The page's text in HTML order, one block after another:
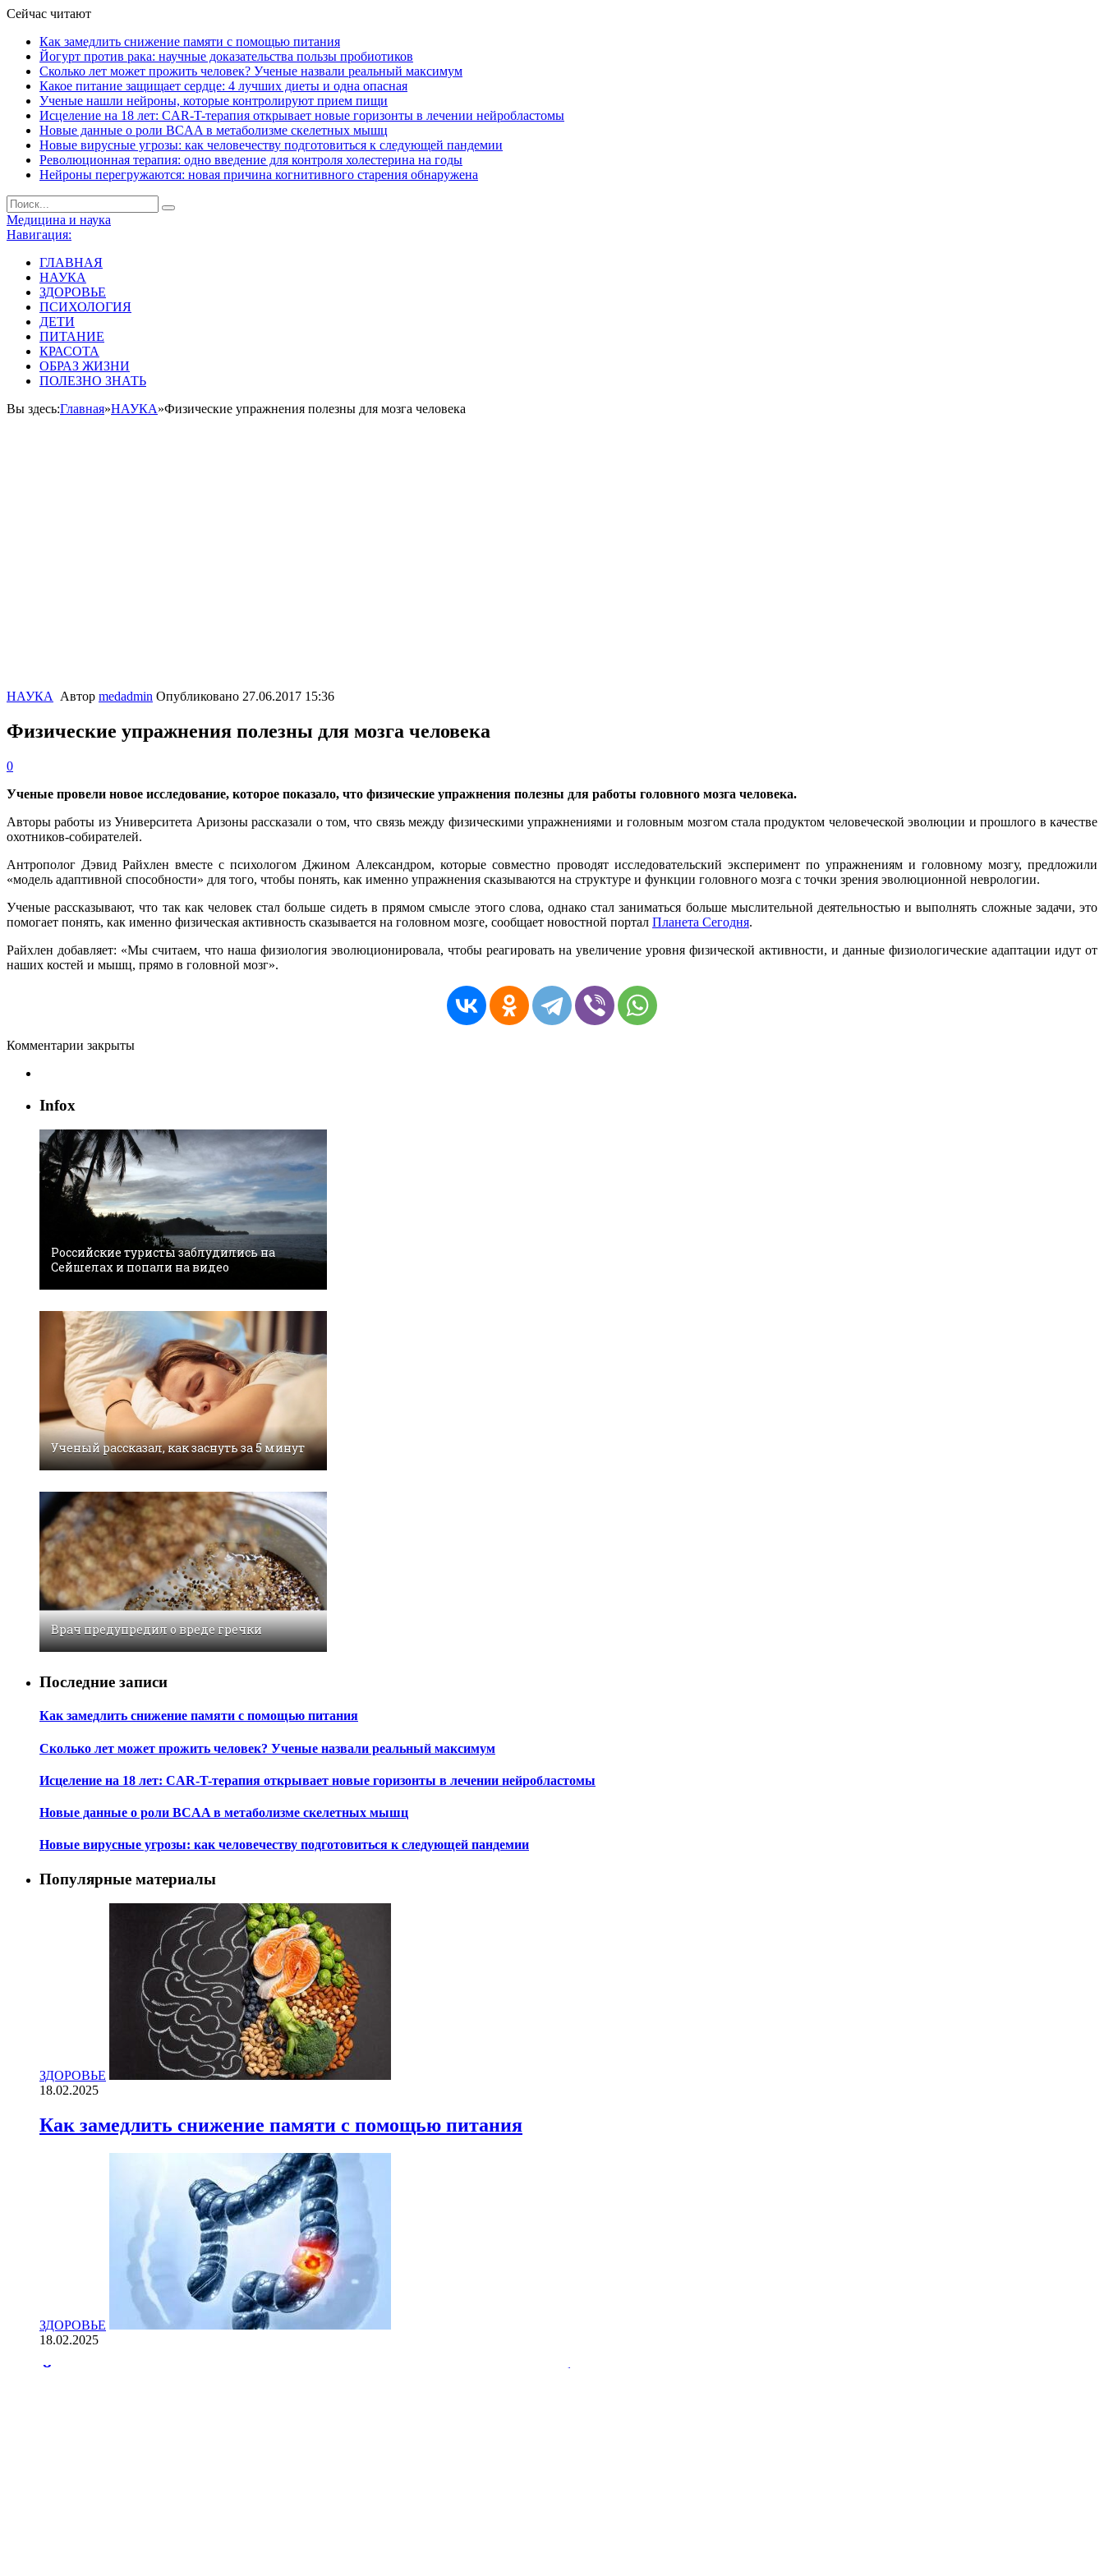
Сейчас читают
Как замедлить снижение памяти с помощью питания
Йогурт против рака: научные доказательства пользы пробиотиков
Сколько лет может прожить человек? Ученые назвали реальный максимум
Какое питание защищает сердце: 4 лучших диеты и одна опасная
Ученые нашли нейроны, которые контролируют прием пищи
Исцеление на 18 лет: CAR-T-терапия открывает новые горизонты в лечении нейробластомы
Новые данные о роли BCAA в метаболизме скелетных мышц
Новые вирусные угрозы: как человечеству подготовиться к следующей пандемии
Революционная терапия: одно введение для контроля холестерина на годы
Нейроны перегружаются: новая причина когнитивного старения обнаружена
Медицина и наука
Навигация:
ГЛАВНАЯ
НАУКА
ЗДОРОВЬЕ
ПСИХОЛОГИЯ
ДЕТИ
ПИТАНИЕ
КРАСОТА
ОБРАЗ ЖИЗНИ
ПОЛЕЗНО ЗНАТЬ
Вы здесь:Главная»НАУКА»Физические упражнения полезны для мозга человека
НАУКА Автор medadmin Опубликовано 27.06.2017 15:36
Физические упражнения полезны для мозга человека
0
Ученые провели новое исследование, которое показало, что физические упражнения полезны для работы головного мозга человека.
Авторы работы из Университета Аризоны рассказали о том, что связь между физическими упражнениями и головным мозгом стала продуктом человеческой эволюции и прошлого в качестве
охотников-собирателей.
Антрополог Дэвид Райхлен вместе с психологом Джином Александром, которые совместно проводят исследовательский эксперимент по упражнениям и головному мозгу, предложили
«модель адаптивной способности» для того, чтобы понять, как именно упражнения сказываются на структуре и функции головного мозга с точки зрения эволюционной неврологии.
Ученые рассказывают, что так как человек стал больше сидеть в прямом смысле этого слова, однако стал заниматься больше мыслительной деятельностью и выполнять сложные задачи, это
помогает понять, как именно физическая активность сказывается на головном мозге, сообщает новостной портал Планета Сегодня.
Райхлен добавляет: «Мы считаем, что наша физиология эволюционировала, чтобы реагировать на увеличение уровня физической активности, и данные физиологические адаптации идут от
наших костей и мышц, прямо в головной мозг».
Комментарии закрыты
Infox
Российские туристы заблудились на
Сейшелах и попали на видео
Ученый рассказал, как заснуть за 5 минут
Врач предупредил о вреде гречки
Последние записи
Как замедлить снижение памяти с помощью питания
Сколько лет может прожить человек? Ученые назвали реальный максимум
Исцеление на 18 лет: CAR-T-терапия открывает новые горизонты в лечении нейробластомы
Новые данные о роли BCAA в метаболизме скелетных мышц
Новые вирусные угрозы: как человечеству подготовиться к следующей пандемии
Популярные материалы
ЗДОРОВЬЕ
18.02.2025
Как замедлить снижение памяти с помощью питания
ЗДОРОВЬЕ
18.02.2025
Йогурт против рака: научные доказательства пользы пробиотиков